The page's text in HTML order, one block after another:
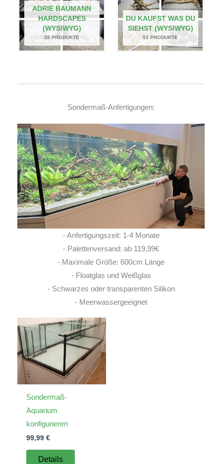
ADRIE BAUMANN
HARDSCAPES
(WYSIWYG)
35 PRODUKTE
DU KAUFST WAS DU
SIEHST (WYSIWYG)
53 PRODUKTE
Sondermaß-Anfertigungen:
- Anfertigungszeit: 1-4 Monate
- Palettenversand: ab 119,99€
- Maximale Größe: 600cm Länge
- Floatglas und Weißglas
- Schwarzes oder transparenten Silikon
- Meerwassergeeignet
Sondermaß-
Aquarium
konfigurieren
99,99 €
Details